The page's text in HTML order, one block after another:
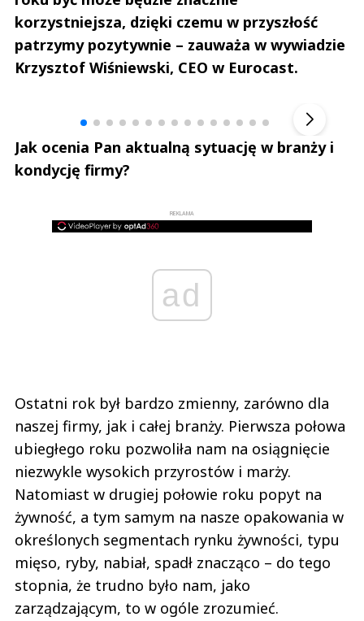
korzystniejsza, dzięki czemu w przyszłość
patrzymy pozytywnie – zauważa w wywiadzie
Krzysztof Wiśniewski, CEO w Eurocast.
Jak ocenia Pan aktualną sytuację w branży i
kondycję firmy?
REKLAMA
ad
Ostatni rok był bardzo zmienny, zarówno dla
naszej firmy, jak i całej branży. Pierwsza połowa
ubiegłego roku pozwoliła nam na osiągnięcie
niezwykle wysokich przyrostów i marży.
Natomiast w drugiej połowie roku popyt na
żywność, a tym samym na nasze opakowania w
określonych segmentach rynku żywności, typu
mięso, ryby, nabiał, spadł znacząco – do tego
stopnia, że trudno było nam, jako
zarządzającym, to w ogóle zrozumieć.